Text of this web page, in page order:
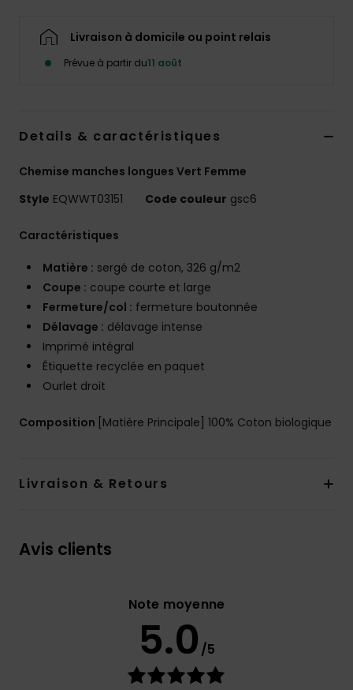
Livraison à domicile ou point relais
Prévue à partir du11 août
Details & caractéristiques
Chemise manches longues Vert Femme
Style EQWWT03151 Code couleur gsc6
Caractéristiques
Matière : sergé de coton, 326 g/m2
Coupe : coupe courte et large
Fermeture/col : fermeture boutonnée
Délavage : délavage intense
Imprimé intégral
Étiquette recyclée en paquet
Ourlet droit
Composition [Matière Principale] 100% Coton biologique
Livraison & Retours
Avis clients
Note moyenne
5.0 /5